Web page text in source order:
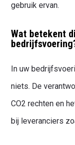
gebruik ervan.
Wat betekent
In uw
niets. De
CO2 rechten en
bij leveranciers